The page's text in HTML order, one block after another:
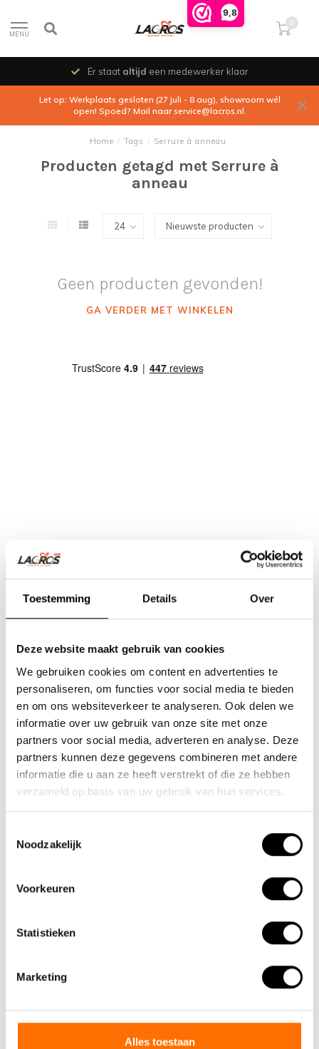
9,8
Toestemming Details Over
Deze website maakt gebruik van cookies
We gebruiken cookies om content en advertenties te
personaliseren, om functies voor social media te bieden
en om ons websiteverkeer te analyseren. Ook delen we
informatie over uw gebruik van onze site met onze
partners voor social media, adverteren en analyse. Deze
partners kunnen deze gegevens combineren met andere
informatie die u aan ze heeft verstrekt of die ze hebben
verzameld op basis van uw gebruik van hun services.
Noodzakelijk
Voorkeuren
Statistieken
Marketing
Alles toestaan
MENU
0
Er staat altijd een medewerker klaar
Let op: Werkplaats gesloten (27 juli - 8 aug), showroom wél
open! Spoed? Mail naarservice@lacros.nl.
Home / Tags / Serrure à anneau
Producten getagd met Serrure à
anneau
Geen producten gevonden!
GA VERDER MET WINKELEN
Team Lacros
Nieuwe Eerdsebaan 16, 5482 VS Schijndel Nederland
KvK-nr: 62140957
Btw-nr: NL854680950B01
(+31) 73 203 2487
(+31) 73 203 2487
Waarom een elektrische vouwfiets van Lacros
Contact